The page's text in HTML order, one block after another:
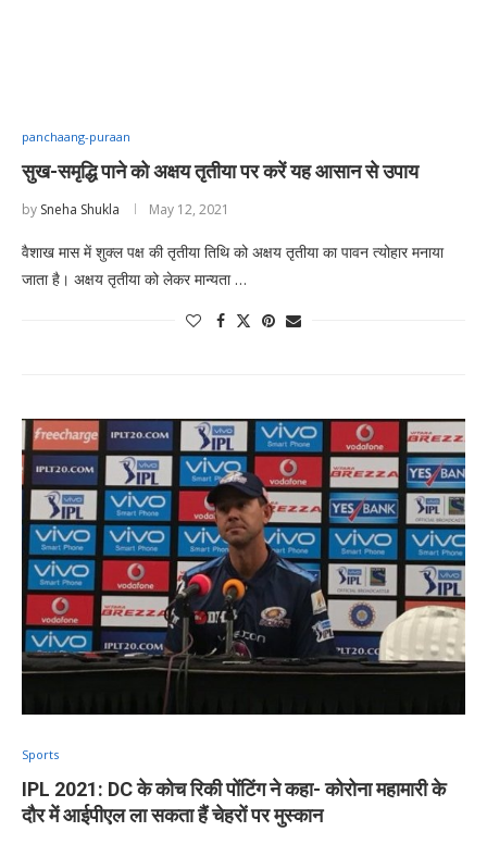
panchaang-puraan
सुख-समृद्धि पाने को अक्षय तृतीया पर करें यह आसान से उपाय
by Sneha Shukla May 12, 2021
वैशाख मास में शुक्ल पक्ष की तृतीया तिथि को अक्षय तृतीया का पावन त्योहार मनाया
जाता है। अक्षय तृतीया को लेकर मान्यता …
Sports
IPL 2021: DC के कोच रिकी पोंटिंग ने कहा- कोरोना महामारी के
दौर में आईपीएल ला सकता हैं चेहरों पर मुस्कान